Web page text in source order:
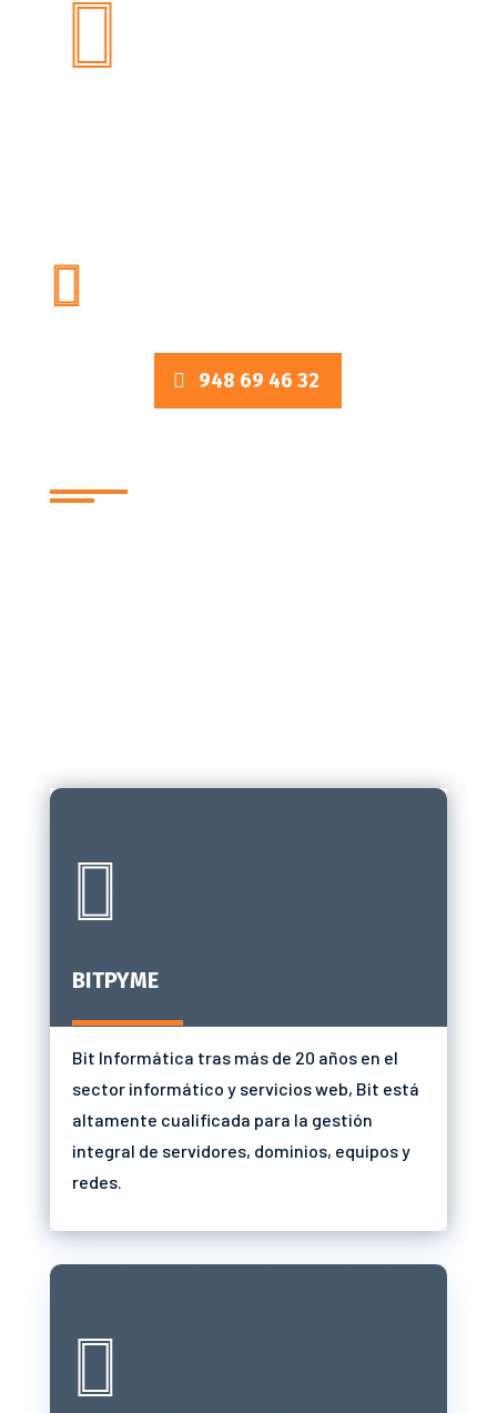


948 69 46 32

BITPYME
Bit Informática tras más de 20 años en el
sector informático y servicios web, Bit está
altamente cualificada para la gestión
integral de servidores, dominios, equipos y
redes.
